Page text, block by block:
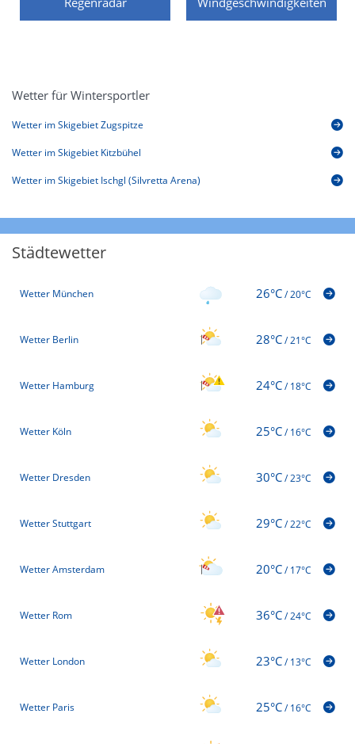
Wetter für Wintersportler
Wetter im Skigebiet Zugspitze
Wetter im Skigebiet Kitzbühel
Wetter im Skigebiet Ischgl (Silvretta Arena)
Städtewetter
Wetter München 26°C/20°C
Wetter Berlin 28°C/21°C
Wetter Hamburg 24°C/18°C
Wetter Köln 25°C/16°C
Wetter Dresden 30°C/23°C
Wetter Stuttgart 29°C/22°C
Wetter Amsterdam 20°C/17°C
Wetter Rom 36°C/24°C
Wetter London 23°C/13°C
Wetter Paris 25°C/16°C